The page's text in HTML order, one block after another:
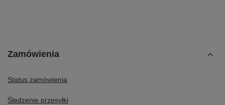
Zamówienia
Status zamówienia
Śledzenie przesyłki